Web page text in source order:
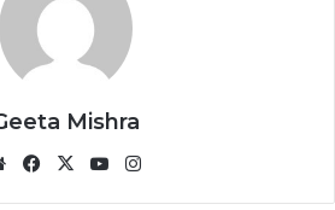
Mishra
WebsiteFacebook
X YouTube